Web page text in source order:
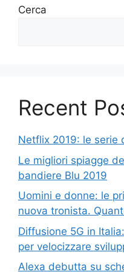
Cerca
Recent
Netflix 2019: le serie
Le migliori spiagge
bandiere Blu 2019
Uomini e donne: le
nuova tronista.
Diffusione 5G in
per velocizzare
Alexa debutta su